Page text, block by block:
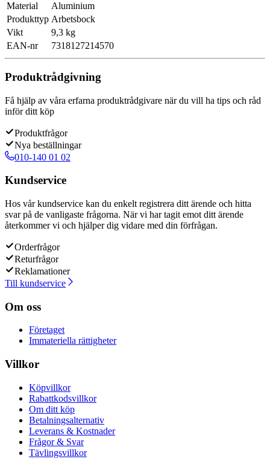
Material
Aluminium
Produkttyp Arbetsbock
Vikt
9,3 kg
EAN-nr
7318127214570
Produktrådgivning
Få hjälp av våra erfarna produktrådgivare när du vill ha tips och råd
inför ditt köp
Produktfrågor
Nya beställningar
010-140 01 02
Kundservice
Hos vår kundservice kan du enkelt registrera ditt ärende och hitta
svar på de vanligaste frågorna. När vi har tagit emot ditt ärende
återkommer vi och hjälper dig vidare med din förfrågan.
Orderfrågor
Returfrågor
Reklamationer
Till kundservice
Om oss
Företaget
Immateriella rättigheter
Villkor
Köpvillkor
Rabattkodsvillkor
Om ditt köp
Betalningsalternativ
Leverans & Kostnader
Frågor & Svar
Tävlingsvillkor